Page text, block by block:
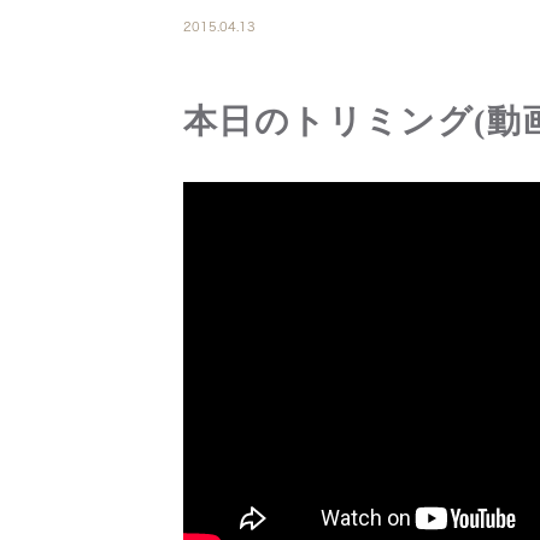
2015.04.13
本日のトリミング(動